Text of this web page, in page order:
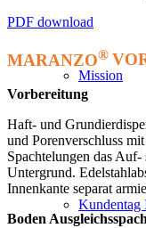
Mission
Kundentag
PDF download
MARANZO®
Vorbereitung
Haft- und
und Porenverschluss
Spachtelungen das
Untergrund.
Innenkante separat
Boden